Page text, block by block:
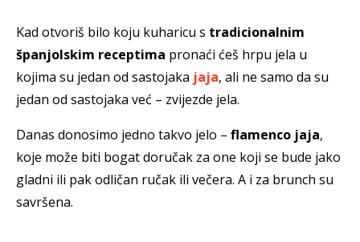
Kad otvoriš bilo koju kuharicu s tradicionalnim
španjolskim receptima pronaći ćeš hrpu jela u
kojima su jedan od sastojaka jaja, ali ne samo da su
jedan od sastojaka već – zvijezde jela.
Danas donosimo jedno takvo jelo – flamenco jaja,
koje može biti bogat doručak za one koji se bude jako
gladni ili pak odličan ručak ili večera. A i za brunch su
savršena.